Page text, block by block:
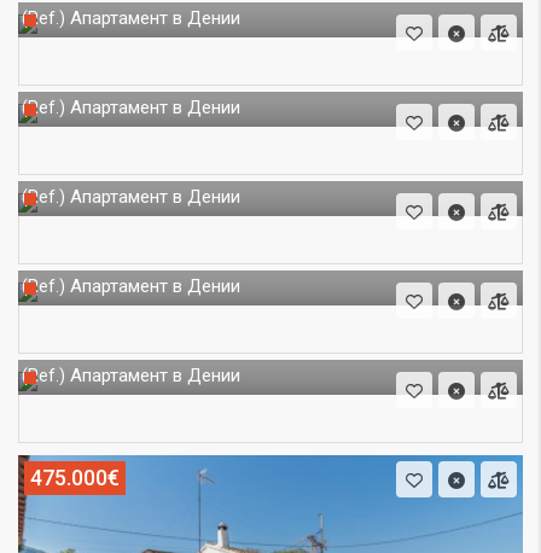
(Ref.) Апартамент в Дении
(Ref.) Апартамент в Дении
(Ref.) Апартамент в Дении
(Ref.) Апартамент в Дении
(Ref.) Апартамент в Дении
475.000€